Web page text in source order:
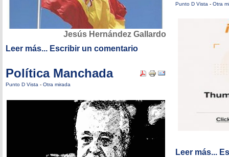
Jesús Hernández Gallardo
Leer más... Escribir un comentario
Política Manchada
Punto D Vista - Otra mirada
Punto D Vista - Otra
Leer más...